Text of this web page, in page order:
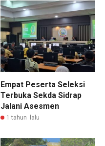
Empat Peserta Seleksi
Terbuka Sekda Sidrap
Jalani Asesmen
1 tahun lalu